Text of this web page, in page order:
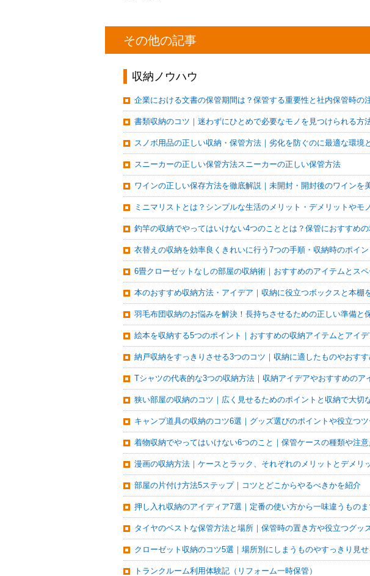
その他の記事
収納ノウハウ
企業における文書の保管期間は？保管する重要性と社内保管時の
書類収納のコツ｜迷わずにひとめで必要なモノを見つけられる方
スノボ用品の正しい収納・保管方法｜劣化を防ぐのに最適な環境
スニーカーの正しい保管方法スニーカーの正しい保管方法
ワインの正しい保存方法を徹底解説｜未開封・開封後のワインを
ミニマリストとは？シンプルな生活のメリット・デメリットやモ
釣竿の収納でやってはいけない4つのこととは？保管におすすめ
衣替えの収納を効率良くきれいに行う7つの手順・収納時のポイン
6畳クローゼットなしの部屋の収納術｜おすすめのアイテムとス
本のおすすめ収納方法・アイデア｜収納に役立つボックスと本棚
羽毛布団収納のお悩みを解決！長持ちさせるための正しい準備と
絵本を収納する5つのポイント｜おすすめの収納アイテムとアイデ
納戸収納をすっきりさせる3つのコツ｜収納に適したものやおす
Tシャツの代表的な3つの収納方法｜収納アイデアやおすすめのア
狭い部屋の収納のコツ｜広く見せるためのポイントと収納で大切
キャンプ道具の収納のコツ6選｜グッズ選びのポイントや役立つ
着物収納でやってはいけない6つのこと｜保管ケースの種類や注
漫画の収納方法｜ケースとラック、それぞれのメリットとデメリ
部屋の片付け方法5ステップ｜コツとどこからやるべきかを紹介
押し入れ収納のアイディア7選｜定番の使い方から一味違うもの
タイヤのベストな保管方法と場所｜保管時の置き方や役立つグッ
クローゼット収納のコツ5選｜場所別にしまうものやすっきり見せ
トランクルーム利用体験記（リフォーム一時保管）